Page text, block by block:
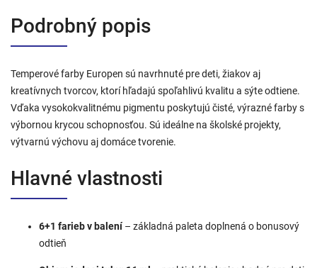
Podrobný popis
Temperové farby Europen sú navrhnuté pre deti, žiakov aj
kreatívnych tvorcov, ktorí hľadajú spoľahlivú kvalitu a sýte odtiene.
Vďaka vysokokvalitnému pigmentu poskytujú čisté, výrazné farby s
výbornou krycou schopnosťou. Sú ideálne na školské projekty,
výtvarnú výchovu aj domáce tvorenie.
Hlavné vlastnosti
6+1 farieb v balení– základná paleta doplnená o bonusový
odtieň